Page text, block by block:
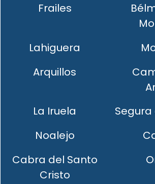
Frailes
Lahiguera
Arquillos
La Iruela
Segura
Noalejo
Cabra del Santo
Cristo